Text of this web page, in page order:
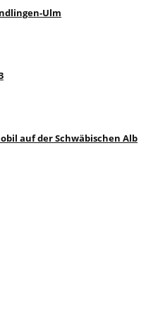
Ulm
auf der Schwäbischen Alb